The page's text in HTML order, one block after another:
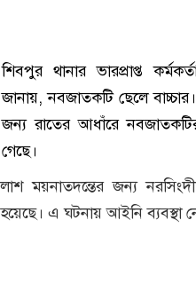
শিবপুর থানার ভারপ্রাপ্ত
জানায়, নবজাতকটি ছেলে
জন্য রাতের আধাঁরে
গেছে।
লাশ ময়নাতদন্তের জন্য
হয়েছে। এ ঘটনায় আইনি ব্যবস্থা